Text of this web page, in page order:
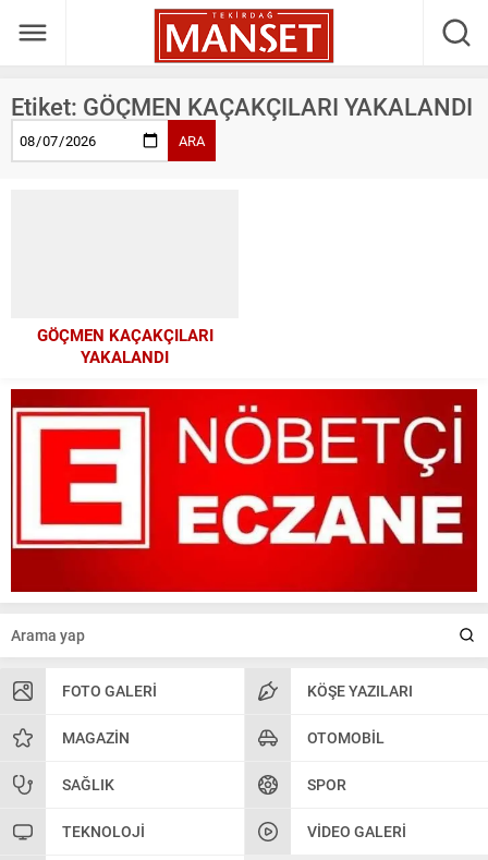
FOTO GALERI KÖŞE YAZILARI
MAGAZIN OTOMOBIL
SAĞLIK SPOR
TEKNOLOJI VIDEO GALERI
Etiket: GÖÇMEN KAÇAKÇILARI YAKALANDI
ARA
GÖÇMEN KAÇAKÇILARI
YAKALANDI